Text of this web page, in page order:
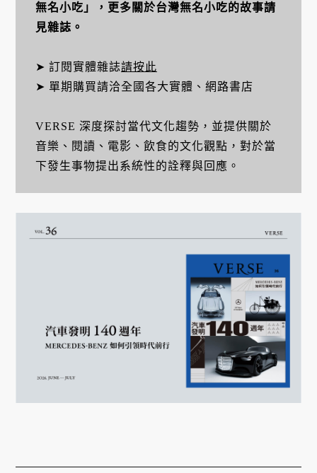
無名小吃」，更多關於台灣無名小吃的故事請
見雜誌。
➤ 訂閱實體雜誌請按此
➤ 單期購買請洽全國各大實體、網路書店
VERSE 深度探討當代文化趨勢，並提供關於
音樂、閱讀、電影、飲食的文化觀點，對於當
下發生事物提出系統性的詮釋與回應。